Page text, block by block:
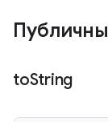
toString